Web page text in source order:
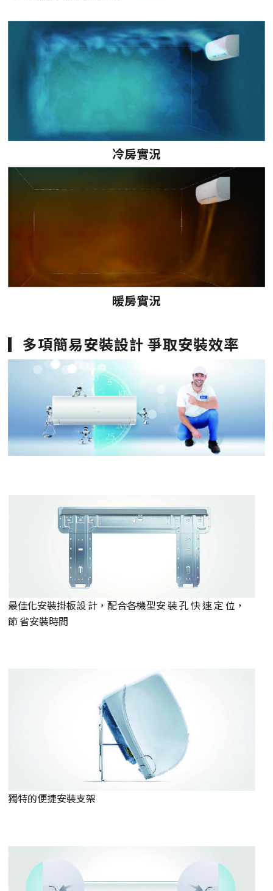
冷房實況
暖房實況
多項簡易安裝設計 爭取安裝效率
最佳化安裝掛板設 計，配合各機型安 裝 孔 快 速 定 位，
節 省安裝時間
獨特的便捷安裝支架